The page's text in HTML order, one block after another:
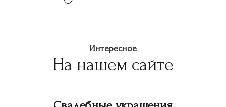
Интересное
На нашем сайте